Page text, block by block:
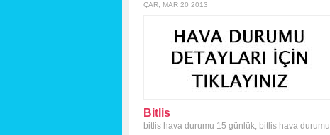
ÇAR, MAR 20 2013
Bitlis
bitlis hava durumu 15 günlük, bitlis hava durumu